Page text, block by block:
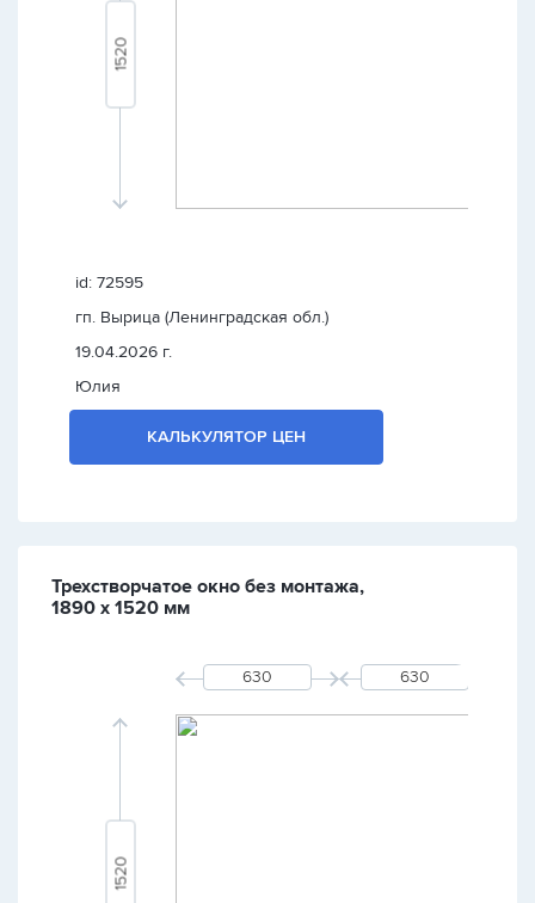
id: 72595
гп. Вырица (Ленинградская обл.)
19.04.2026 г.
Юлия
КАЛЬКУЛЯТОР ЦЕН
Трехстворчатое окно без монтажа,
1890 х 1520 мм